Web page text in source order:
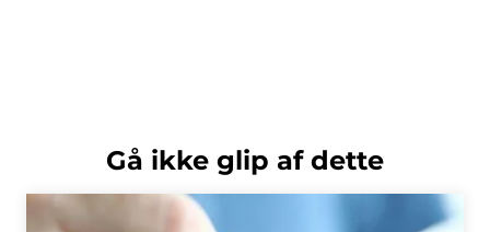
Gå ikke glip af dette